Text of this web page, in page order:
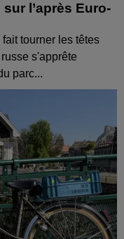
l’après Euro-
tourner les têtes
s'apprête
parc...